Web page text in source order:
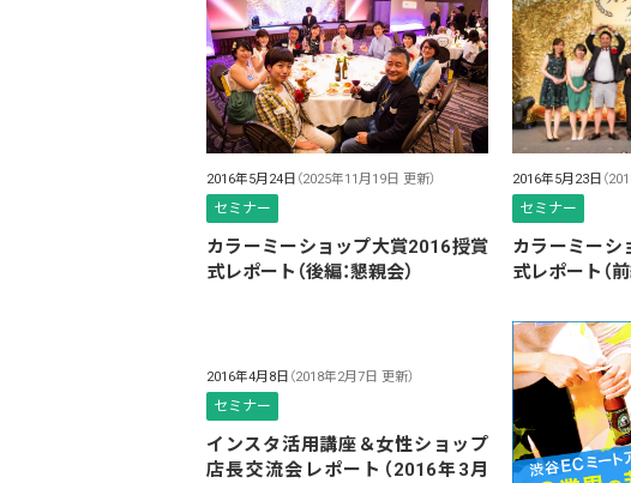
2016年5月24日 （2025年11月19日 更新）
セミナー
カラーミーショップ大賞2016授賞
式レポート（後編：懇親会）
2016年5月23日 （
セミナー
カラーミーシ
式レポート（前
2016年4月8日 （2018年2月7日 更新）
セミナー
インスタ活用講座＆女性ショップ
店長交流会レポート（2016年3月